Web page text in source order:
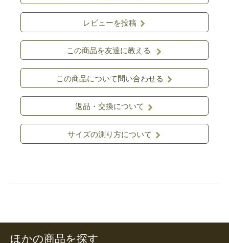
レビューを投稿
この商品を友達に教える
この商品について問い合わせる
返品・交換について
サイズの測り方について
ほかの商品を探す